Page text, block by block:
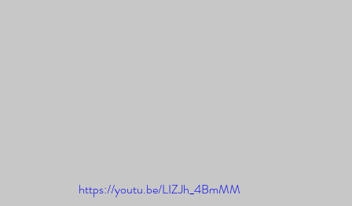
https://youtu.be/LIZJh_4BmMM